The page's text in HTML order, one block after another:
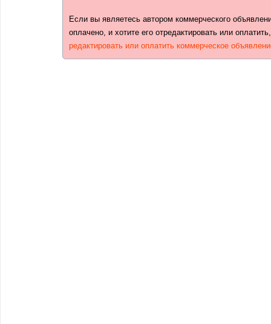
Если вы являетесь автором коммерческого
оплачено, и хотите его отредактировать или
редактировать или оплатить коммерческое